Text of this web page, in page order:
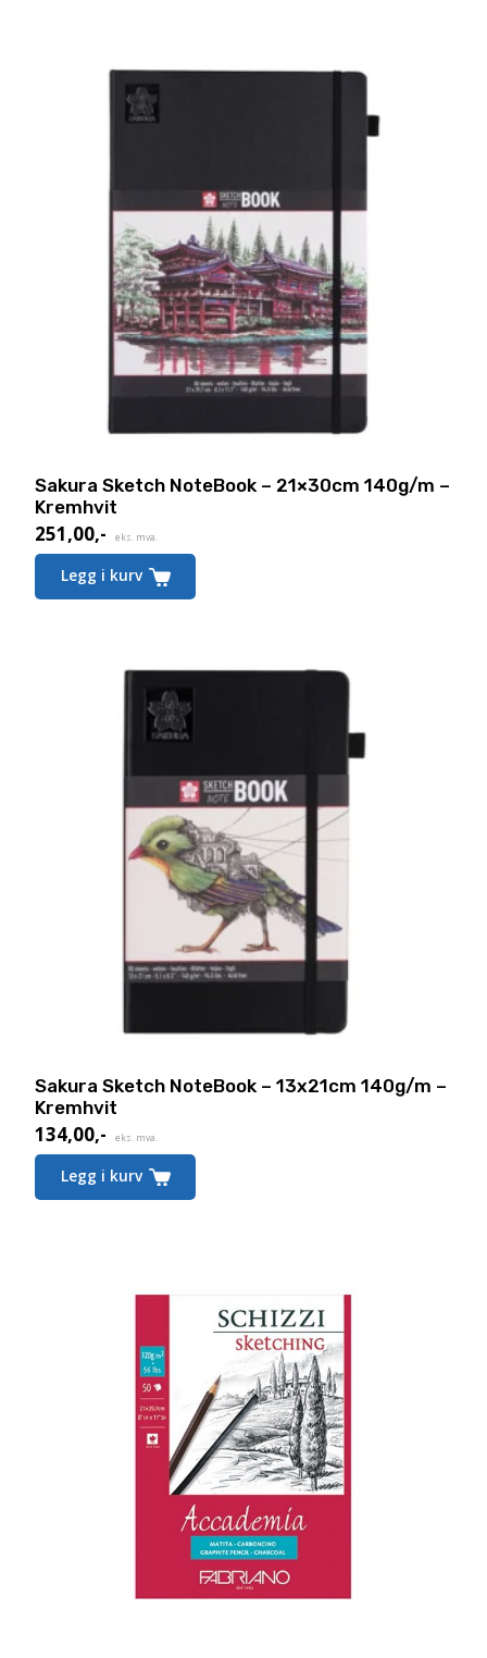
Sakura Sketch NoteBook – 21×30cm 140g/m –
Kremhvit
251,00,- eks. mva.
Legg i kurv
Sakura Sketch NoteBook – 13x21cm 140g/m –
Kremhvit
134,00,- eks. mva.
Legg i kurv